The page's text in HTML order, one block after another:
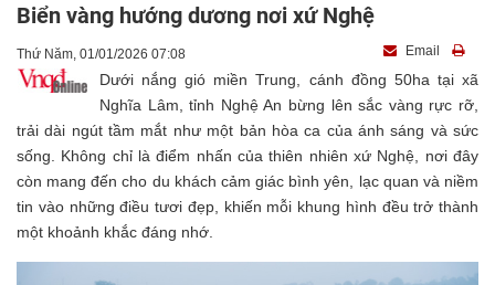
Biển vàng hướng dương nơi xứ Nghệ
Thứ Năm, 01/01/2026 07:08 Email
Dưới nắng gió miền Trung, cánh đồng 50ha tại xã
Nghĩa Lâm, tỉnh Nghệ An bừng lên sắc vàng rực rỡ,
trải dài ngút tầm mắt như một bản hòa ca của ánh sáng và sức
sống. Không chỉ là điểm nhấn của thiên nhiên xứ Nghệ, nơi đây
còn mang đến cho du khách cảm giác bình yên, lạc quan và niềm
tin vào những điều tươi đẹp, khiến mỗi khung hình đều trở thành
một khoảnh khắc đáng nhớ.